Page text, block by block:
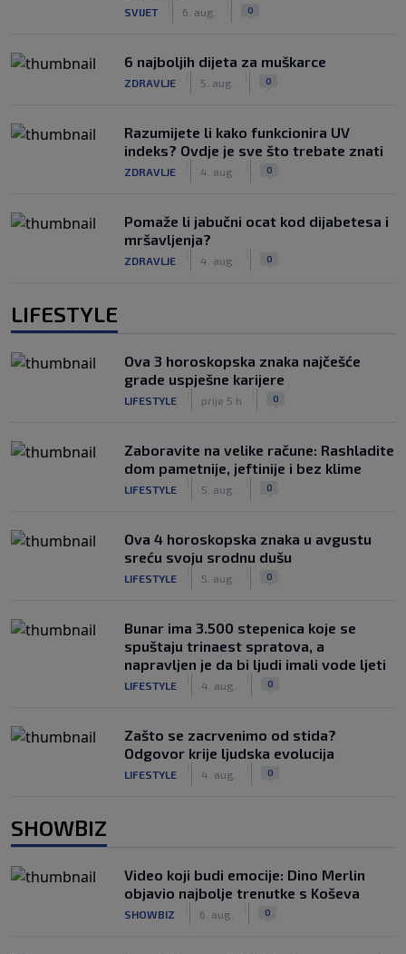
SVIJET 6. aug. 0
6 najboljih dijeta za muškarce
ZDRAVLJE 5. aug. 0
Razumijete li kako funkcionira UV
indeks? Ovdje je sve što trebate znati
ZDRAVLJE 4. aug. 0
Pomaže li jabučni ocat kod dijabetesa i
mršavljenja?
ZDRAVLJE 4. aug. 0
LIFESTYLE
Ova 3 horoskopska znaka najčešće
grade uspješne karijere
LIFESTYLE prije 5 h 0
Zaboravite na velike račune: Rashladite
dom pametnije, jeftinije i bez klime
LIFESTYLE 5. aug. 0
Ova 4 horoskopska znaka u avgustu
sreću svoju srodnu dušu
LIFESTYLE 5. aug. 0
Bunar imа 3.500 stepenica koje se
spuštaju trinaest spratova, a
napravljen je da bi ljudi imali vode ljeti
LIFESTYLE 4. aug. 0
Zašto se zacrvenimo od stida?
Odgovor krije ljudska evolucija
LIFESTYLE 4. aug. 0
SHOWBIZ
Video koji budi emocije: Dino Merlin
objavio najbolje trenutke s Koševa
SHOWBIZ 6. aug. 0